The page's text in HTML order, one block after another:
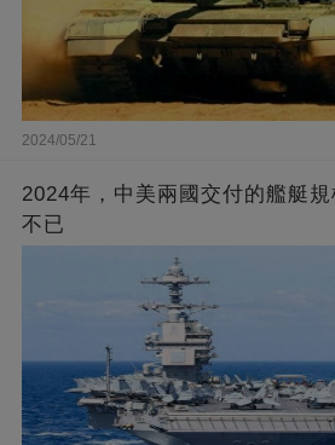
2024/05/21
2024年，中美兩國交付的艦艇
不已